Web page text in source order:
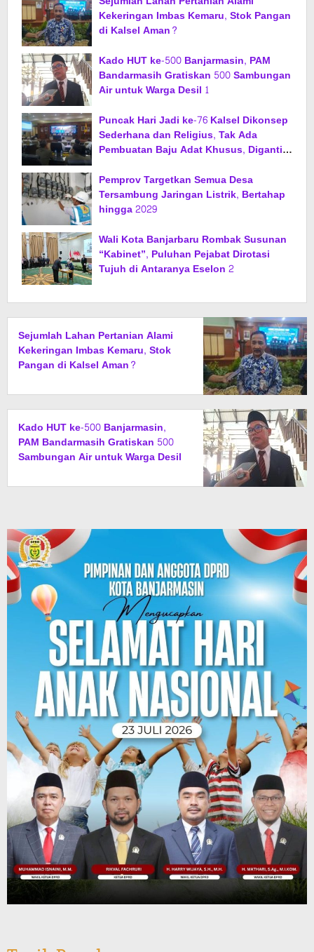
Kekeringan Imbas Kemaru, Stok Pangan
di Kalsel Aman?
Kado HUT ke-500 Banjarmasin, PAM
Bandarmasih Gratiskan 500 Sambungan
Air untuk Warga Desil 1
Puncak Hari Jadi ke-76 Kalsel Dikonsep
Sederhana dan Religius, Tak Ada
Pembuatan Baju Adat Khusus, Diganti
Pemprov Targetkan Semua Desa
Tersambung Jaringan Listrik, Bertahap
hingga 2029
Wali Kota Banjarbaru Rombak Susunan
“Kabinet”, Puluhan Pejabat Dirotasi
Tujuh di Antaranya Eselon 2
Sejumlah Lahan Pertanian Alami
Kekeringan Imbas Kemaru, Stok
Pangan di Kalsel Aman?
Kado HUT ke-500 Banjarmasin,
PAM Bandarmasih Gratiskan 500
Sambungan Air untuk Warga Desil